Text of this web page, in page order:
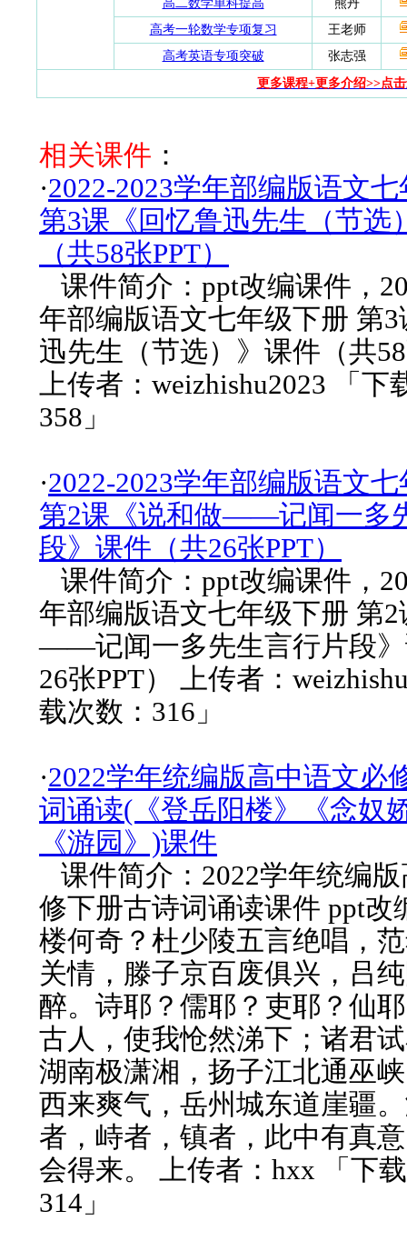
相关课件 ：
·2022-2023学年部编版语文
第3课《回忆鲁迅先生（节选
（共58张PPT）
课件简介：ppt改编课件，
年部编版语文七年级下册 第
迅先生（节选）》课件（共
上传者：weizhishu2023 「下
358」
·2022-2023学年部编版语文
第2课《说和做——记闻一多
段》课件（共26张PPT）
课件简介：ppt改编课件，
年部编版语文七年级下册 第
——记闻一多先生言行片段
26张PPT） 上传者：
载次数：316」
·2022学年统编版高中语文必
词诵读(《登岳阳楼》《念奴
《游园》)课件
课件简介：2022学年统编
修下册古诗词诵读课件 ppt改
楼何奇？杜少陵五言绝唱，
关情，滕子京百废俱兴，吕
醉。诗耶？儒耶？吏耶？仙
古人，使我怆然涕下；诸君
湖南极潇湘，扬子江北通巫
西来爽气，岳州城东道崖疆
者，峙者，镇者，此中有真
会得来。 上传者：hxx 「下
314」